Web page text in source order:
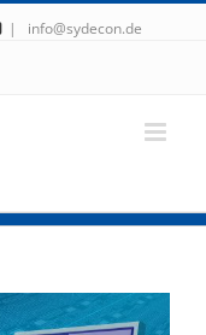
| info@sydecon.de